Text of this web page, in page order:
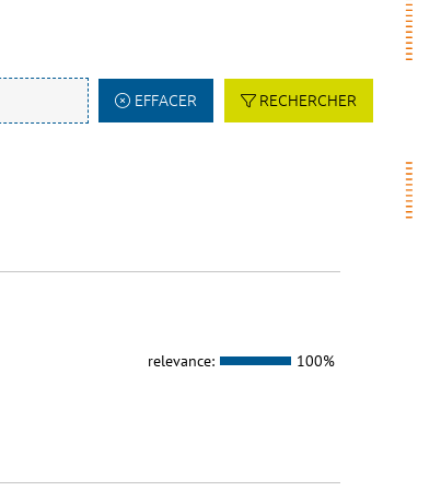
EFFACER RECHERCHER
relevance: 100%